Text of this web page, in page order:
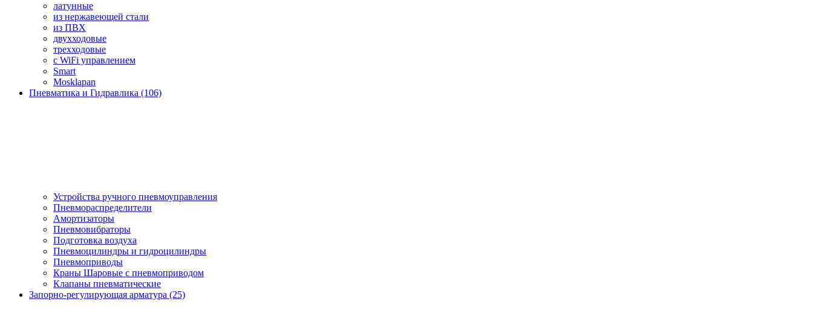
латунные
из нержавеющей стали
из ПВХ
двухходовые
трехходовые
с WiFi управлением
Smart
Mosklapan
Пневматика и Гидравлика (106)
Устройства ручного пневмоуправления
Пневмораспределители
Амортизаторы
Пневмовибраторы
Подготовка воздуха
Пневмоцилиндры и гидроцилиндры
Пневмоприводы
Краны Шаровые с пневмоприводом
Клапаны пневматические
Запорно-регулирующая арматура (25)